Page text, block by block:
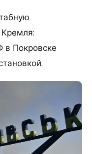
в Покровске